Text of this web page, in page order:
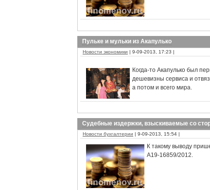
Пульке и мульки из Акапулько
Новости экономики | 9-09-2013, 17:23 |
Когда-то Акапулько был
дешевизны сервиса и
а потом и всего мира.
Судебные издержки, взыскиваемые со
Новости бухгалтерии | 9-09-2013, 15:54 |
К такому выводу
А19-16859/2012.